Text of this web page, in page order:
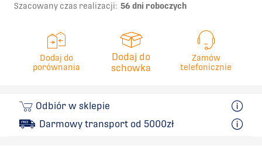
Szacowany czas realizacji: 56 dni roboczych
Dodaj do
porównania
Dodaj do
schowka
Zamów
telefonicznie
Odbiór w sklepie
Darmowy transport od 5000zł